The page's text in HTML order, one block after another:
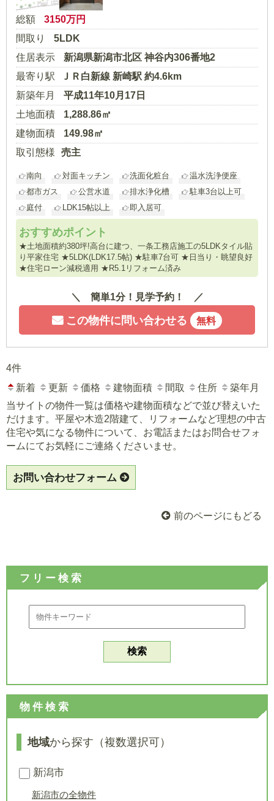
総額 3150万円
間取り
5LDK
住居表示
新潟県新潟市北区 神谷内306番地2
最寄り駅
ＪＲ白新線 新崎駅 約4.6km
新築年月
平成11年10月17日
土地面積
1,288.86㎡
建物面積
149.98㎡
取引態様
売主
南向 対面キッチン 洗面化粧台
温水洗浄便座
都市ガス
公営水道 排水浄化槽
駐車3台以上可
庭付
LDK15帖以上 即入居可
おすすめポイント
★土地面積約380坪!高台に建つ、一条工務店施工の5LDKタイル貼
り平家住宅 ★5LDK(LDK17.5帖) ★駐車7台可 ★日当り・眺望良好
★住宅ローン減税適用 ★R5.1リフォーム済み
簡単1分！見学予約！
この物件に問い合わせる 無料
新着 更新 価格 建物面積 間取 住所 築年月
4件
当サイトの物件一覧は価格や建物面積などで並び替えいた
だけます。平屋や木造2階建て、リフォームなど理想の中古
住宅や気になる物件について、お電話またはお問合せフォ
ームにてお気軽にご連絡くださいませ。
お問い合わせフォーム
前のページにもどる
フリー検索
物件検索
地域から探す（複数選択可）
新潟市
新潟市の全物件